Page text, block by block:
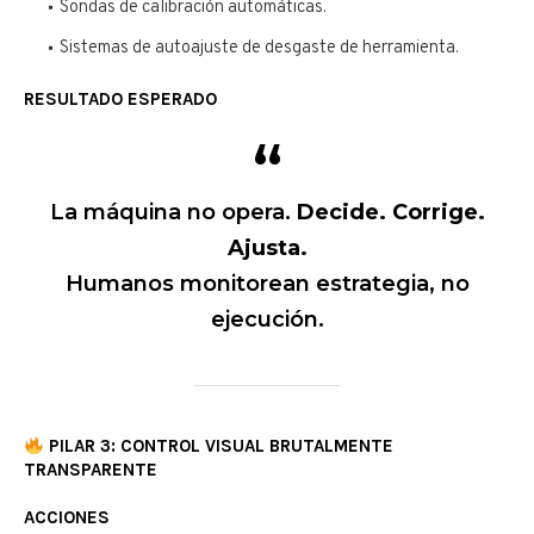
Sondas de calibración automáticas.
Sistemas de autoajuste de desgaste de herramienta.
RESULTADO ESPERADO
La máquina no opera. Decide. Corrige.
Ajusta.
Humanos monitorean estrategia, no
ejecución.
PILAR 3: CONTROL VISUAL BRUTALMENTE
TRANSPARENTE
ACCIONES